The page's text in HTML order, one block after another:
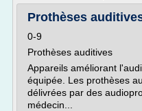
Prothèses
0-9
Prothèses auditives
Appareils améliorant
équipée. Les prothèses
délivrées par des
médecin...